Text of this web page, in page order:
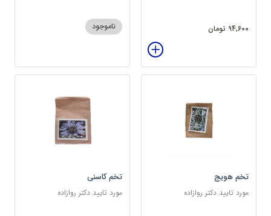
94,600 تومان ناموجود
تخم هویج
مورد تایید دکتر روازاده
تخم کاسنی
مورد تایید دکتر روازاده